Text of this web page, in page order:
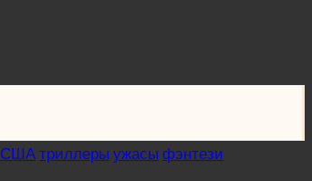
СШАтриллеры ужасы фэнтези